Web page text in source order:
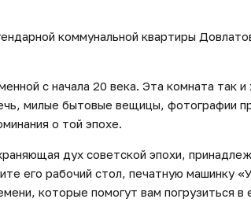
коммунальной квартиры
с начала 20 века. Эта комната так и
милые бытовые вещицы, фотографии
о той эпохе.
дух советской эпохи,
его рабочий стол, печатную машинку
которые помогут вам погрузиться в